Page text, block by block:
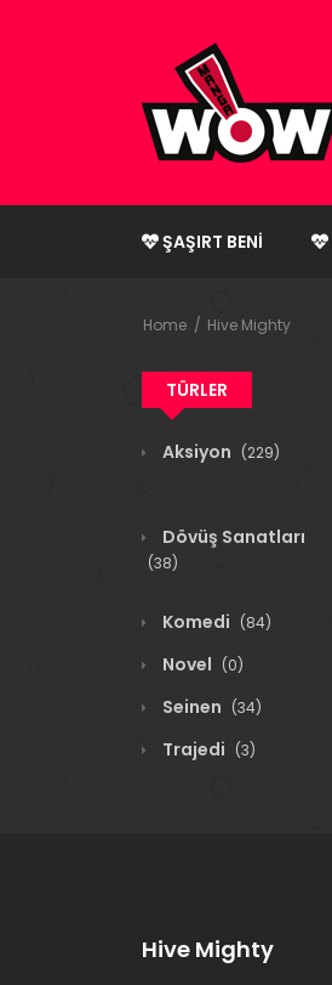
ŞAŞIRT BENI
Home Hive Mighty
TÜRLER
Aksiyon (229)
Dövüş Sanatları
(38)
Komedi (84)
Novel (0)
Seinen (34)
Trajedi (3)
Hive Mighty